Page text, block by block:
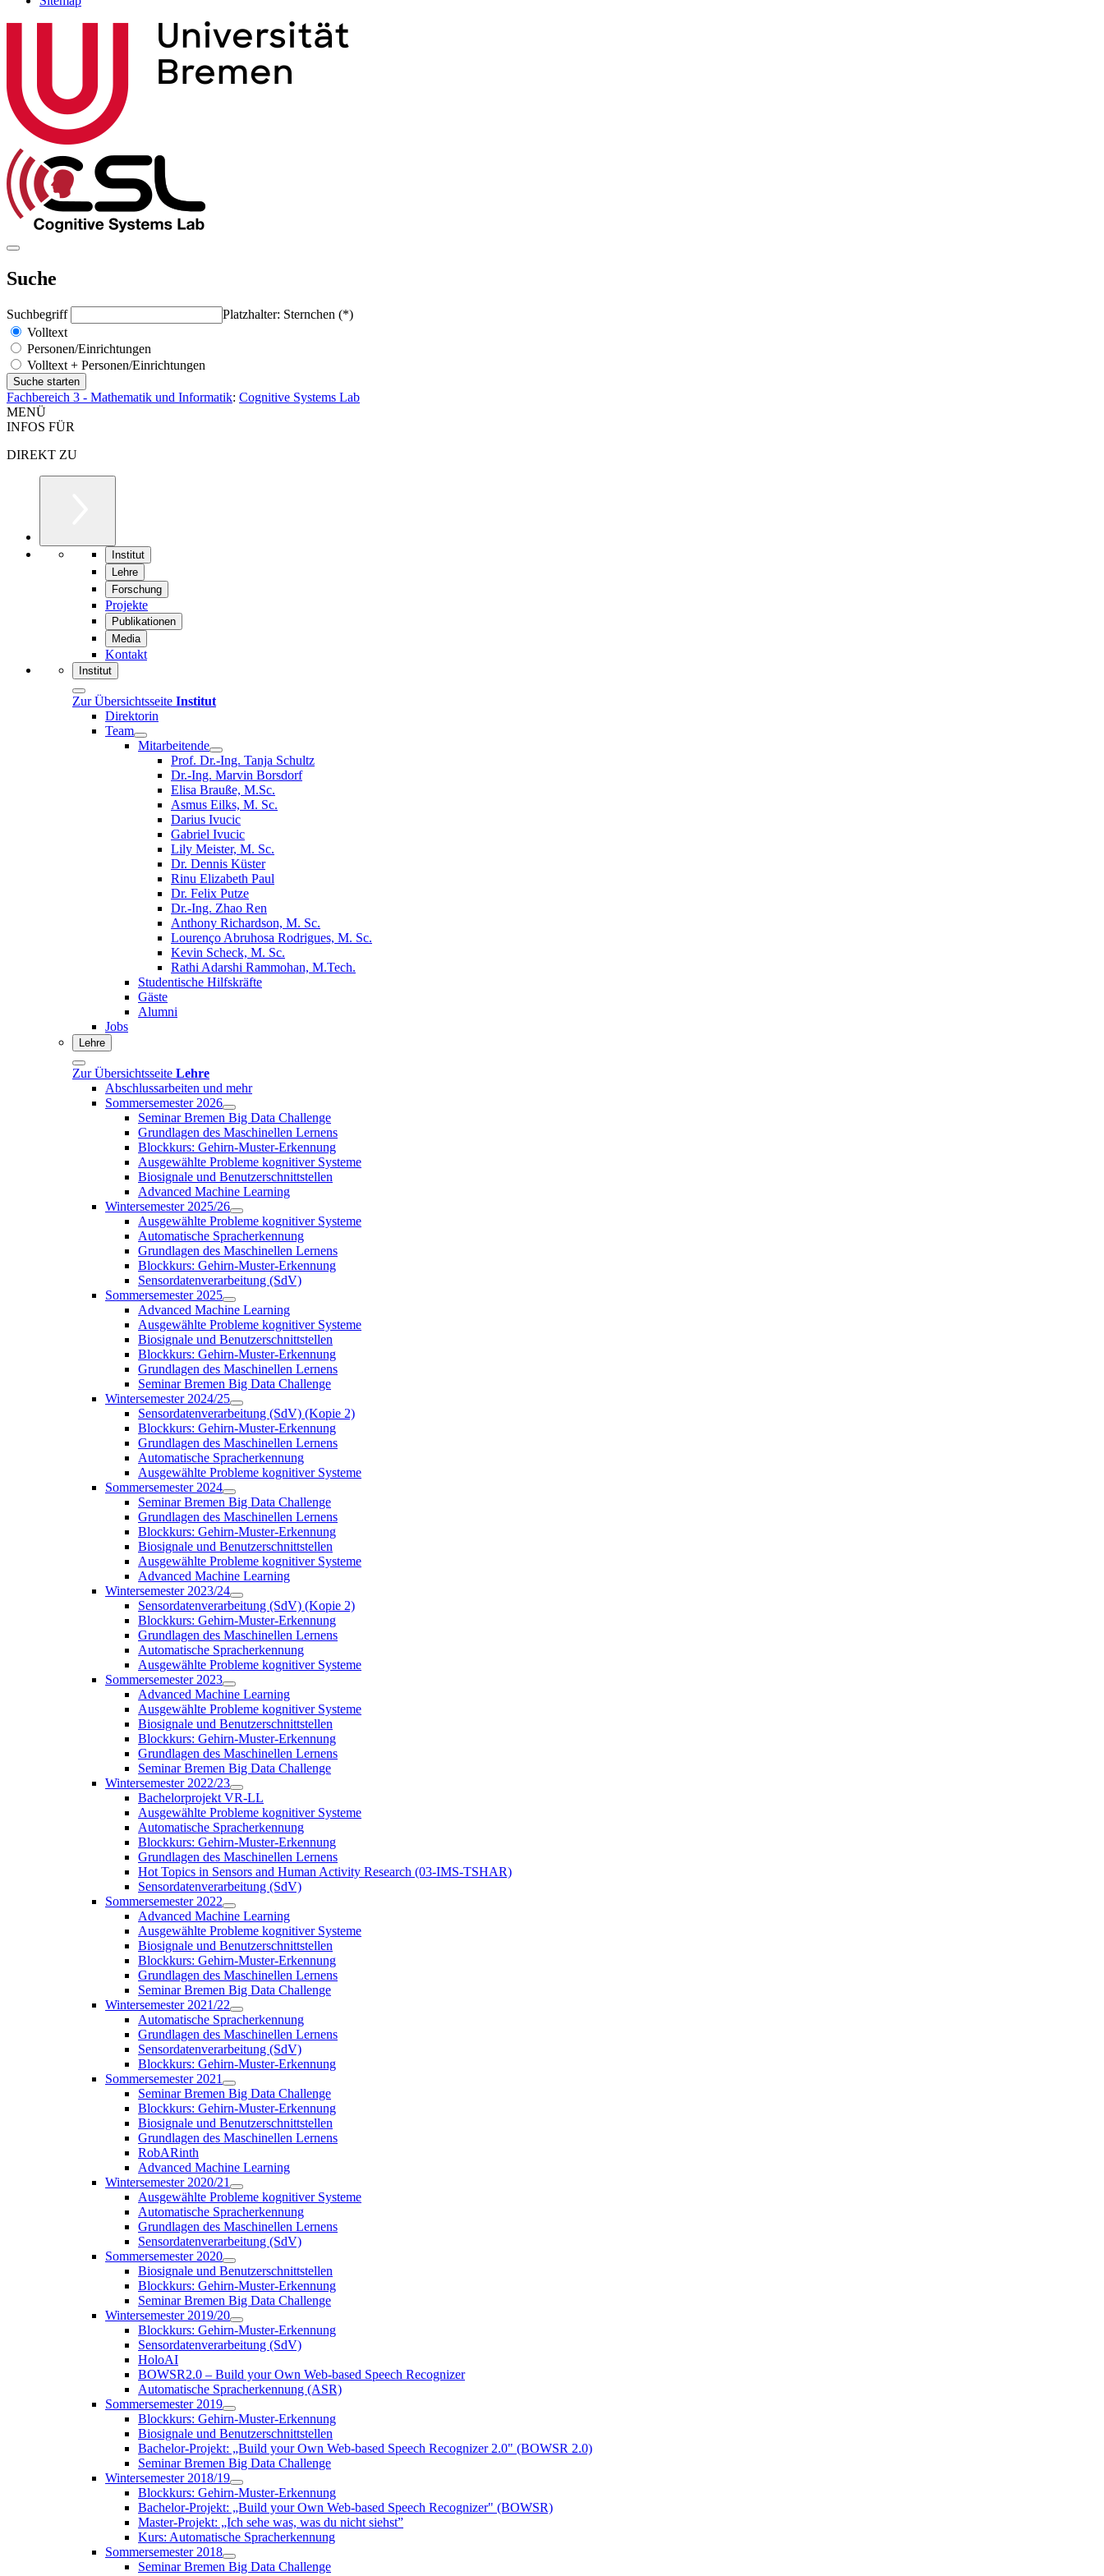
Suche
Suchbegriff
Platzhalter: Sternchen (*)
Volltext
Personen/Einrichtungen
Volltext + Personen/Einrichtungen
Fachbereich 3 - Mathematik und Informatik: Cognitive Systems Lab
MENÜ
INFOS FÜR
DIREKT ZU
Institut
Lehre
Forschung
Projekte
Publikationen
Media
Kontakt
Institut
Zur Übersichtsseite Institut
Direktorin
Team
Mitarbeitende
Prof. Dr.-Ing. Tanja Schultz
Dr.-Ing. Marvin Borsdorf
Elisa Brauße, M.Sc.
Asmus Eilks, M. Sc.
Darius Ivucic
Gabriel Ivucic
Lily Meister, M. Sc.
Dr. Dennis Küster
Rinu Elizabeth Paul
Dr. Felix Putze
Dr.-Ing. Zhao Ren
Anthony Richardson, M. Sc.
Lourenço Abruhosa Rodrigues, M. Sc.
Kevin Scheck, M. Sc.
Rathi Adarshi Rammohan, M.Tech.
Studentische Hilfskräfte
Gäste
Alumni
Jobs
Lehre
Zur Übersichtsseite Lehre
Abschlussarbeiten und mehr
Sommersemester 2026
Seminar Bremen Big Data Challenge
Grundlagen des Maschinellen Lernens
Blockkurs: Gehirn-Muster-Erkennung
Ausgewählte Probleme kognitiver Systeme
Biosignale und Benutzerschnittstellen
Advanced Machine Learning
Wintersemester 2025/26
Ausgewählte Probleme kognitiver Systeme
Automatische Spracherkennung
Grundlagen des Maschinellen Lernens
Blockkurs: Gehirn-Muster-Erkennung
Sensordatenverarbeitung (SdV)
Sommersemester 2025
Advanced Machine Learning
Ausgewählte Probleme kognitiver Systeme
Biosignale und Benutzerschnittstellen
Blockkurs: Gehirn-Muster-Erkennung
Grundlagen des Maschinellen Lernens
Seminar Bremen Big Data Challenge
Wintersemester 2024/25
Sensordatenverarbeitung (SdV) (Kopie 2)
Blockkurs: Gehirn-Muster-Erkennung
Grundlagen des Maschinellen Lernens
Automatische Spracherkennung
Ausgewählte Probleme kognitiver Systeme
Sommersemester 2024
Seminar Bremen Big Data Challenge
Grundlagen des Maschinellen Lernens
Blockkurs: Gehirn-Muster-Erkennung
Biosignale und Benutzerschnittstellen
Ausgewählte Probleme kognitiver Systeme
Advanced Machine Learning
Wintersemester 2023/24
Sensordatenverarbeitung (SdV) (Kopie 2)
Blockkurs: Gehirn-Muster-Erkennung
Grundlagen des Maschinellen Lernens
Automatische Spracherkennung
Ausgewählte Probleme kognitiver Systeme
Sommersemester 2023
Advanced Machine Learning
Ausgewählte Probleme kognitiver Systeme
Biosignale und Benutzerschnittstellen
Blockkurs: Gehirn-Muster-Erkennung
Grundlagen des Maschinellen Lernens
Seminar Bremen Big Data Challenge
Wintersemester 2022/23
Bachelorprojekt VR-LL
Ausgewählte Probleme kognitiver Systeme
Automatische Spracherkennung
Blockkurs: Gehirn-Muster-Erkennung
Grundlagen des Maschinellen Lernens
Hot Topics in Sensors and Human Activity Research (03-IMS-TSHAR)
Sensordatenverarbeitung (SdV)
Sommersemester 2022
Advanced Machine Learning
Ausgewählte Probleme kognitiver Systeme
Biosignale und Benutzerschnittstellen
Blockkurs: Gehirn-Muster-Erkennung
Grundlagen des Maschinellen Lernens
Seminar Bremen Big Data Challenge
Wintersemester 2021/22
Automatische Spracherkennung
Grundlagen des Maschinellen Lernens
Sensordatenverarbeitung (SdV)
Blockkurs: Gehirn-Muster-Erkennung
Sommersemester 2021
Seminar Bremen Big Data Challenge
Blockkurs: Gehirn-Muster-Erkennung
Biosignale und Benutzerschnittstellen
Grundlagen des Maschinellen Lernens
RobARinth
Advanced Machine Learning
Wintersemester 2020/21
Ausgewählte Probleme kognitiver Systeme
Automatische Spracherkennung
Grundlagen des Maschinellen Lernens
Sensordatenverarbeitung (SdV)
Sommersemester 2020
Biosignale und Benutzerschnittstellen
Blockkurs: Gehirn-Muster-Erkennung
Seminar Bremen Big Data Challenge
Wintersemester 2019/20
Blockkurs: Gehirn-Muster-Erkennung
Sensordatenverarbeitung (SdV)
HoloAI
BOWSR2.0 – Build your Own Web-based Speech Recognizer
Automatische Spracherkennung (ASR)
Sommersemester 2019
Blockkurs: Gehirn-Muster-Erkennung
Biosignale und Benutzerschnittstellen
Bachelor-Projekt: „Build your Own Web-based Speech Recognizer 2.0" (BOWSR 2.0)
Seminar Bremen Big Data Challenge
Wintersemester 2018/19
Blockkurs: Gehirn-Muster-Erkennung
Bachelor-Projekt: „Build your Own Web-based Speech Recognizer" (BOWSR)
Master-Projekt: „Ich sehe was, was du nicht siehst”
Kurs: Automatische Spracherkennung
Sommersemester 2018
Seminar Bremen Big Data Challenge